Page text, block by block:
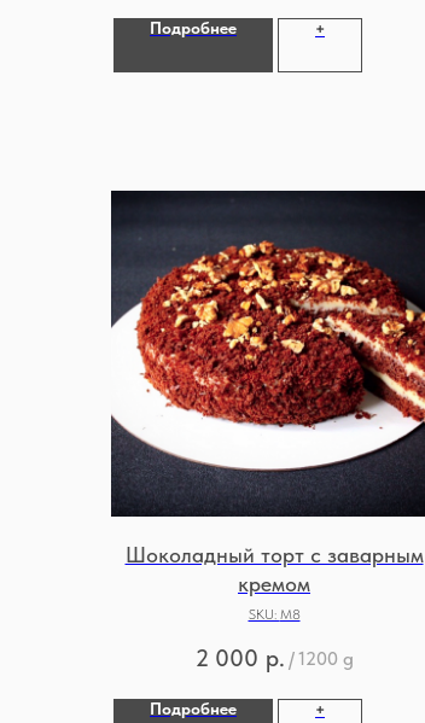
Подробнее +
Шоколадный торт с заварным
кремом
SKU: М8
2 000 р. /1200 g
Подробнее +